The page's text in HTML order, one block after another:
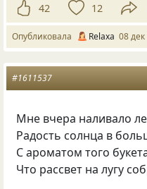
42 12
Опубликовала Relaxa 08
#1611537
Мне вчера наливало
Радость солнца в
С ароматом того
Что рассвет на лугу